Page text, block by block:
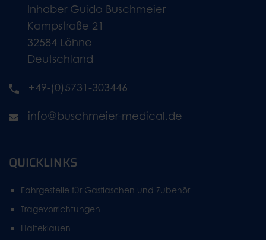
Inhaber Guido Buschmeier
Kampstraße 21
32584 Löhne
Deutschland
+49-(0)5731-303446
info@buschmeier-medical.de
QUICKLINKS
Fahrgestelle für Gasflaschen und Zubehör
Tragevorrichtungen
Halteklauen